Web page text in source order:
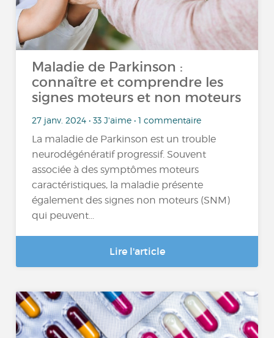
Maladie de Parkinson :
connaître et comprendre les
signes moteurs et non moteurs
27 janv. 2024 • 33 J'aime • 1 commentaire
La maladie de Parkinson est un trouble
neurodégénératif progressif. Souvent
associée à des symptômes moteurs
caractéristiques, la maladie présente
également des signes non moteurs (SNM)
qui peuvent...
Lire l'article